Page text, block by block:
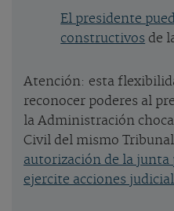
El presidente
constructivos de
Atención: esta
reconocer poderes al
la Administración
Civil del mismo
autorización de la junta
ejercite acciones